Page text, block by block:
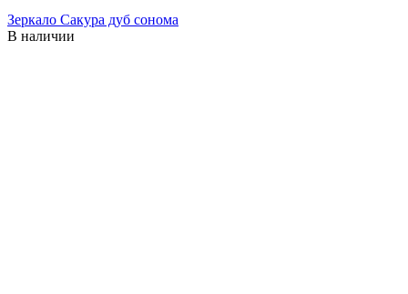
Зеркало Сакура дуб сонома
В наличии